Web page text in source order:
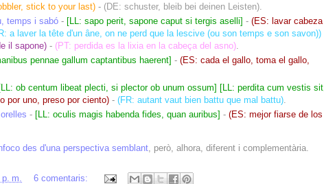
stick to your last) - (DE: schuster, bleib bei deinen Leisten)
temps i sabó - [LL: sapo perit, sapone caput si tergis aselli] - (ES: lavar cabeza
a laver la tête d'un âne, on ne perd que la lescive (ou son temps e son savon))
il sapone) - (PT: perdida es la lixia en la cabeça del asno).
pennae gallum captantibus haerent] - (ES: cada el gallo, toma el gallo,
ob centum libeat plecti, si plector ob unum ossum] [LL: perdita cum vestis sit,
por uno, preso por ciento) - (FR: autant vaut bien battu que mal battu)
- [LL: oculis magis habenda fides, quan auribus] - (ES: mejor fiarse de los
des d'una perspectiva semblant , però, alhora, diferent i complementària.
m.
6 comentaris: